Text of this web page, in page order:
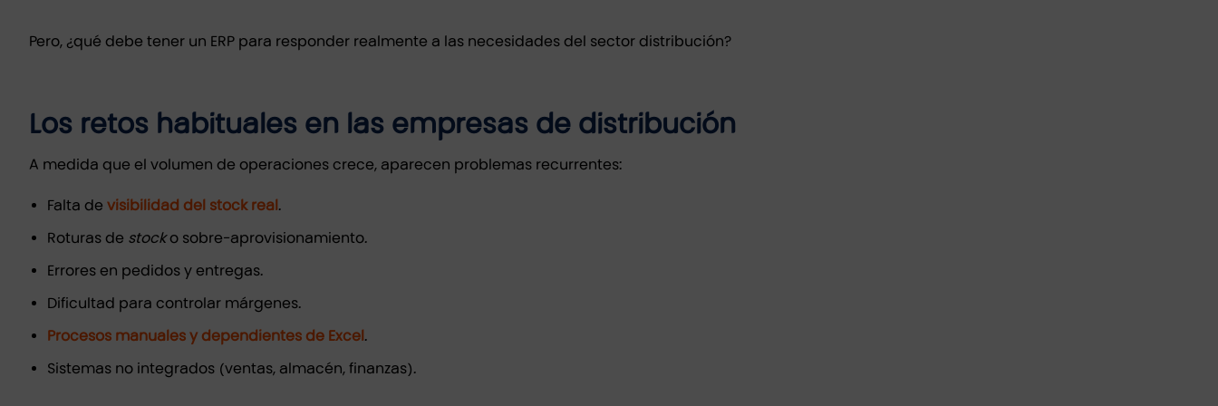
Pero, ¿qué debe tener un ERP para responder realmente a las necesidades del sector distribución?
Los retos habituales en las empresas de distribución
A medida que el volumen de operaciones crece, aparecen problemas recurrentes:
Falta de visibilidad del stock real.
Roturas de stocko sobre-aprovisionamiento.
Errores en pedidos y entregas.
Dificultad para controlar márgenes.
Procesos manuales y dependientes de Excel.
Sistemas no integrados (ventas, almacén, finanzas).